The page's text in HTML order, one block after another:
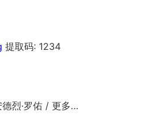
提取码: 1234
德烈·罗佑 / 更多…